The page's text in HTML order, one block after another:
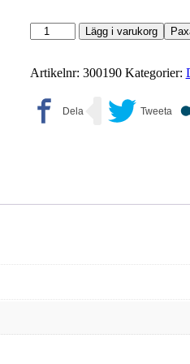
Gant
mängd
Lägg i varukorg
Artikelnr: 300190 Kategorier: